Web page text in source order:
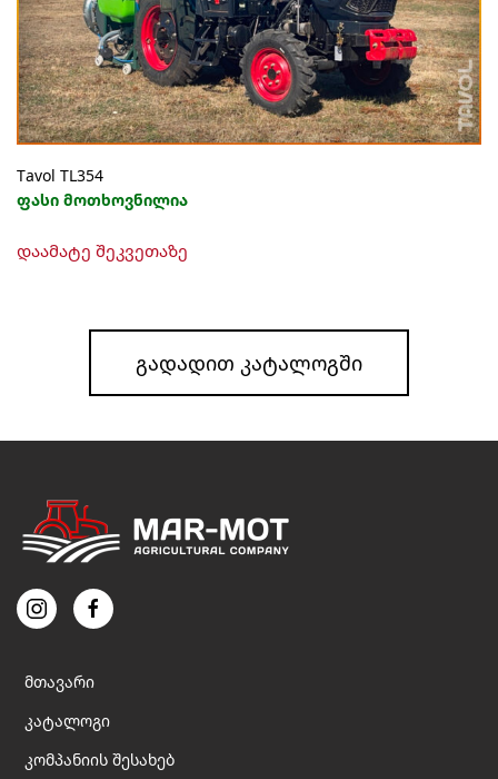
Тavol TL354
ფასი მოთხოვნილია
დაამატე შეკვეთაზე
ᲒᲐᲓᲐᲓᲘᲗ ᲙᲐᲢᲐᲚᲝᲒᲨᲘ
მთავარი
კატალოგი
კომპანიის შესახებ